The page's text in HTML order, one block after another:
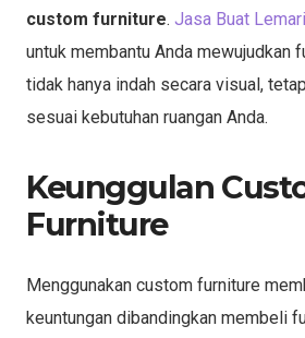
custom furniture. Jasa Buat
untuk membantu Anda mewujudkan
tidak hanya indah secara visual,
sesuai kebutuhan ruangan Anda.
Keunggulan
Furniture
Menggunakan custom furniture
keuntungan dibandingkan membeli